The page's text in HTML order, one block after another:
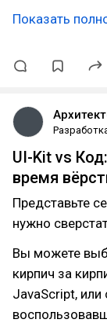
Показать
UI-Kit vs
время
Представьте
нужно
Вы можете
кирпич за
JavaScript, или